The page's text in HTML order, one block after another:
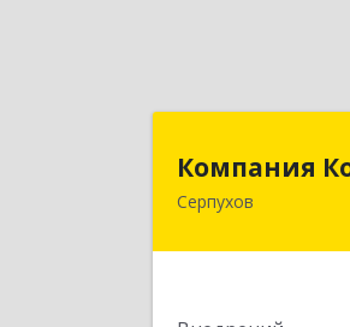
Компания
Серпухов
142211,